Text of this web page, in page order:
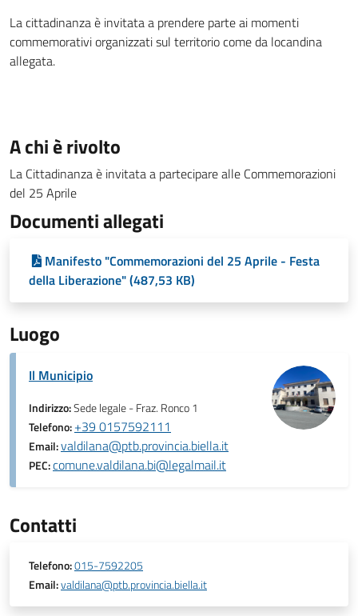
La cittadinanza è invitata a prendere parte ai momenti
commemorativi organizzati sul territorio come da locandina
allegata.
A chi è rivolto
La Cittadinanza è invitata a partecipare alle Commemorazioni
del 25 Aprile
Documenti allegati
Manifesto "Commemorazioni del 25 Aprile - Festa
della Liberazione" (487,53 KB)
Luogo
Il Municipio
Indirizzo:Sede legale - Fraz. Ronco 1
Telefono:+39 0157592111
Email:valdilana@ptb.provincia.biella.it
PEC:comune.valdilana.bi@legalmail.it
Contatti
Telefono:015-7592205
Email:valdilana@ptb.provincia.biella.it